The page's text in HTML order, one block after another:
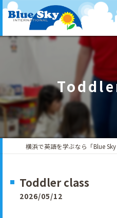
Toddler class
2026/05/12